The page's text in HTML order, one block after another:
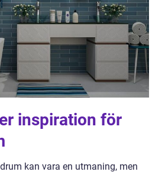
inspiration för
kan vara en utmaning, men